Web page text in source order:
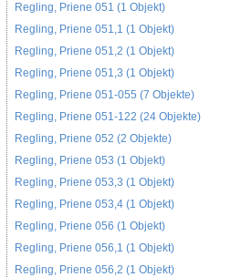
Regling, Priene 051 (1 Objekt)
Regling, Priene 051,1 (1 Objekt)
Regling, Priene 051,2 (1 Objekt)
Regling, Priene 051,3 (1 Objekt)
Regling, Priene 051-055 (7 Objekte)
Regling, Priene 051-122 (24 Objekte)
Regling, Priene 052 (2 Objekte)
Regling, Priene 053 (1 Objekt)
Regling, Priene 053,3 (1 Objekt)
Regling, Priene 053,4 (1 Objekt)
Regling, Priene 056 (1 Objekt)
Regling, Priene 056,1 (1 Objekt)
Regling, Priene 056,2 (1 Objekt)